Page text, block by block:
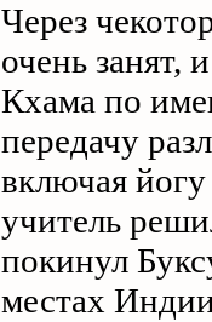
Через
очень занят,
Кхама по
передачу
включая
учитель
покинул
местах